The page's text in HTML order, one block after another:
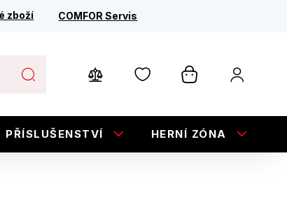
zboží COMFOR Servis
PŘÍSLUŠENSTVÍ HERNÍ ZÓNA